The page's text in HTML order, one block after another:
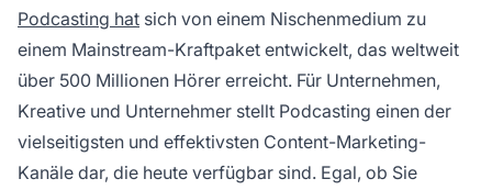
Podcasting hat sich von einem Nischenmedium zu
einem Mainstream-Kraftpaket entwickelt, das weltweit
über 500 Millionen Hörer erreicht. Für Unternehmen,
Kreative und Unternehmer stellt Podcasting einen der
vielseitigsten und effektivsten Content-Marketing-
Kanäle dar, die heute verfügbar sind. Egal, ob Sie